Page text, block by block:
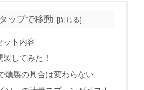
ップで移動
ット内容
してみた！
燻製の具合は変わらない